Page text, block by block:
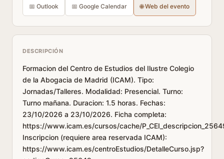
📅 Outlook 📅 Google Calendar 🌐 Web del evento
DESCRIPCIÓN
Formacion del Centro de Estudios del Ilustre Colegio
de la Abogacia de Madrid (ICAM). Tipo:
Jornadas/Talleres. Modalidad: Presencial. Turno:
Turno mañana. Duracion: 1.5 horas. Fechas:
23/10/2026 a 23/10/2026. Ficha completa:
https://www.icam.es/cursos/cache/
Inscripcion (requiere area reservada ICAM):
https://www.icam.es/centroEstudios/DetalleCurso.jsp?